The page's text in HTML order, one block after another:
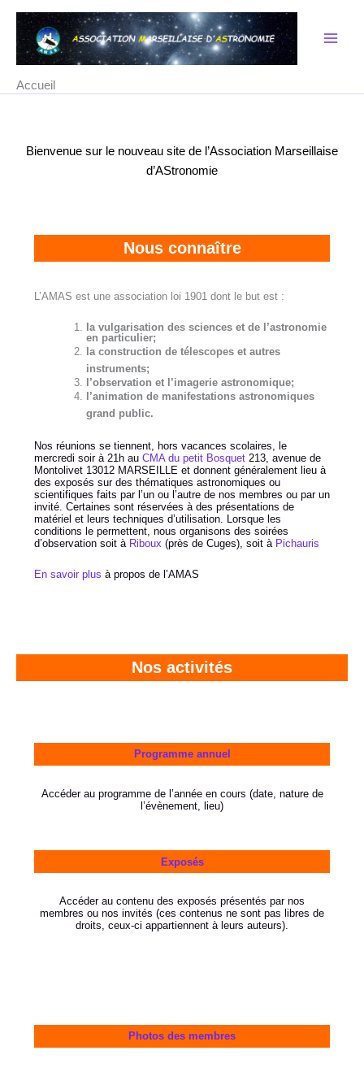
contenu
Accueil
Bienvenue sur le nouveau site de l’Association Marseillaise
d’AStronomie
Nous connaître
L’AMAS est une association loi 1901 dont le but est :
la vulgarisation des sciences et de l’astronomie
en particulier;
la construction de télescopes et autres
instruments;
l’observation et l’imagerie astronomique;
l’animation de manifestations astronomiques
grand public.
Nos réunions se tiennent, hors vacances scolaires, le
mercredi soir à 21h au CMA du petit Bosquet213, avenue de
Montolivet 13012 MARSEILLE et donnent généralement lieu à
des exposés sur des thématiques astronomiques ou
scientifiques faits par l’un ou l’autre de nos membres ou par un
invité. Certaines sont réservées à des présentations de
matériel et leurs techniques d’utilisation. Lorsque les
conditions le permettent, nous organisons des soirées
d’observation soit à Riboux (près de Cuges), soit à Pichauris
En savoir plus à propos de l’AMAS
Nos activités
Programme annuel
Accéder au programme de l’année en cours (date, nature de
l’évènement, lieu)
Exposés
Accéder au contenu des exposés présentés par nos
membres ou nos invités (ces contenus ne sont pas libres de
droits, ceux-ci appartiennent à leurs auteurs).
Photos des membres